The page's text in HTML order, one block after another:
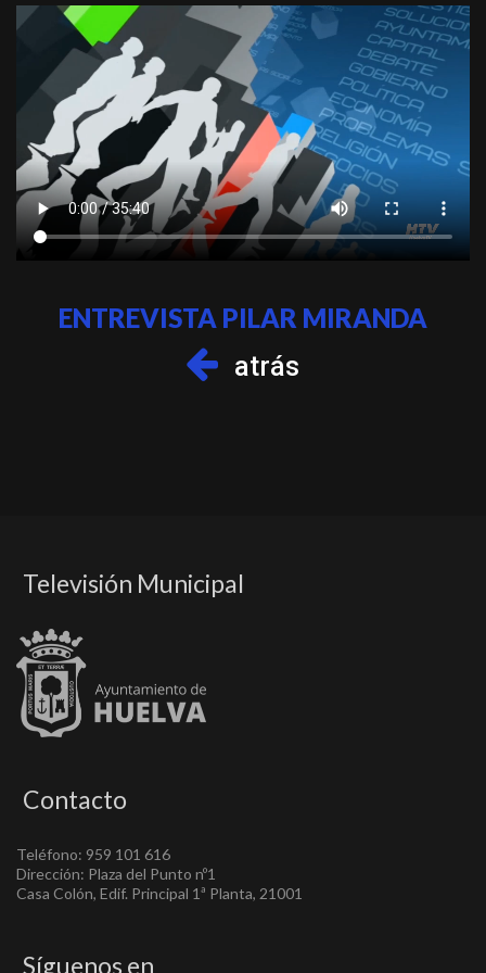
ENTREVISTA PILAR MIRANDA
atrás
Televisión Municipal
Contacto
Teléfono: 959 101 616
Dirección: Plaza del Punto nº1
Casa Colón, Edif. Principal 1ª Planta, 21001
Síguenos en